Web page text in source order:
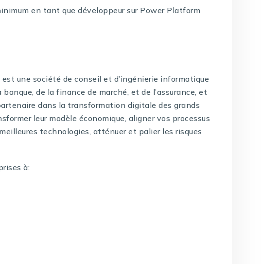
en tant que développeur sur Power Platform
une société de conseil et d’ingénierie informatique
de la finance de marché, et de l’assurance, et
dans la transformation digitale des grands
leur modèle économique, aligner vos processus
technologies, atténuer et palier les risques
à: